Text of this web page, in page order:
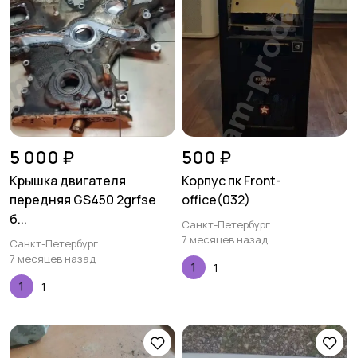
5 000 ₽
Крышка двигателя
передняя GS450 2grfse
б...
Санкт-Петербург
7 месяцев назад
1
500 ₽
Корпус пк Front-
office(032)
Санкт-Петербург
7 месяцев назад
1